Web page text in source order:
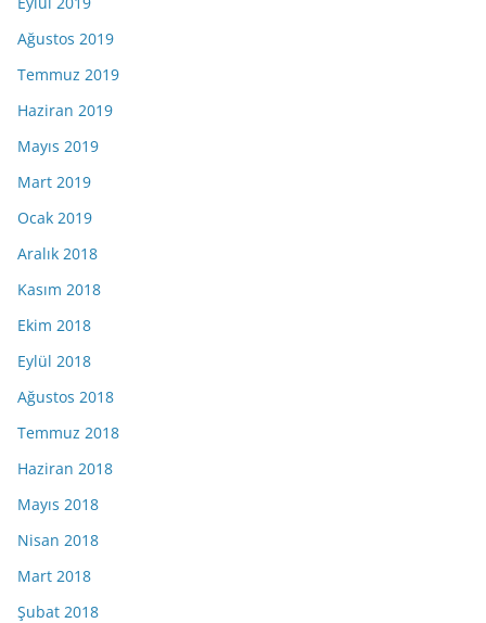
Ağustos 2019
Temmuz 2019
Haziran 2019
Mayıs 2019
Mart 2019
Ocak 2019
Aralık 2018
Kasım 2018
Ekim 2018
Eylül 2018
Ağustos 2018
Temmuz 2018
Haziran 2018
Mayıs 2018
Nisan 2018
Mart 2018
Şubat 2018